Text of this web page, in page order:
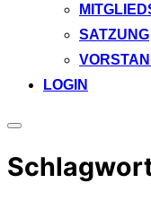
SATZUNG
LOGIN
Seitenleiste
Navigation
umschalten